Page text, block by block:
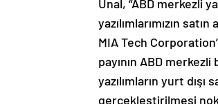
Ünal, “ABD merkezli
yazılımlarımızın
MIA Tech
payının ABD
yazılımların yurt
gerçekleştirilmesi